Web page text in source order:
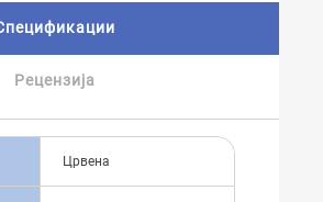
Рецензија
Црвена